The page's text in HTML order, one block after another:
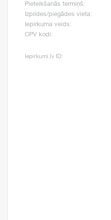
Pieteikšanās termiņš:
Izpildes/piegādes vieta:
Iepirkuma veids:
CPV kodi:
Iepirkumi.lv ID: